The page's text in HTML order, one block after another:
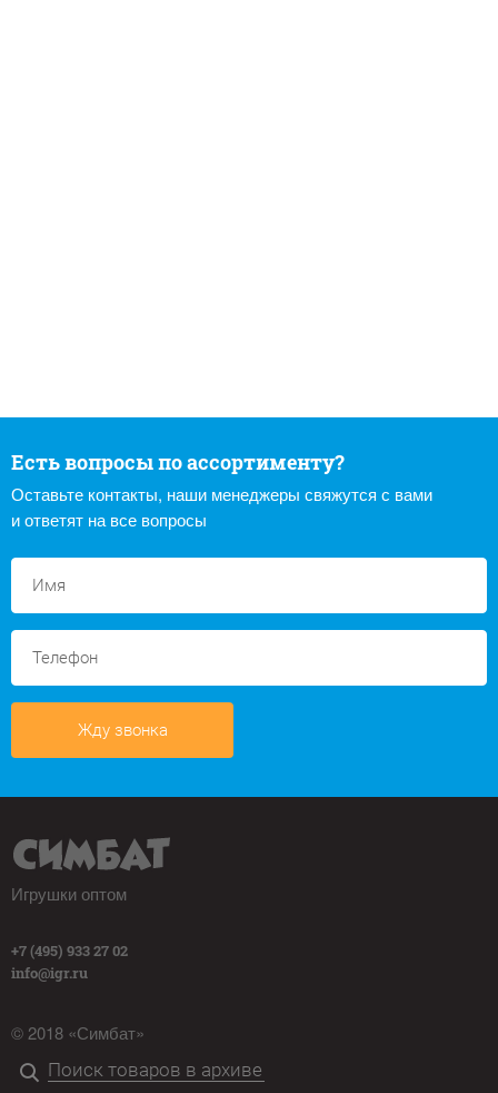
Есть вопросы по ассортименту?
Оставьте контакты, наши менеджеры свяжутся с вами
и ответят на все вопросы
Жду звонка
Игрушки оптом
+7 (495) 933 27 02
info@igr.ru
© 2018 «Симбат»